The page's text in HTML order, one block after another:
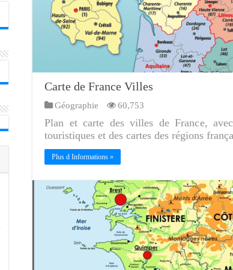
Carte de France Villes
Géographie 60,753
Plan et carte des villes de France,
touristiques et des cartes des régions
Plus d Informations »